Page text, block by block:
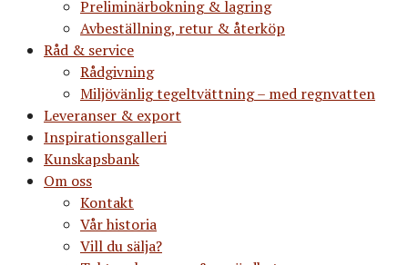
Preliminärbokning & lagring
Avbeställning, retur & återköp
Råd & service
Rådgivning
Miljövänlig tegeltvättning – med regnvatten
Leveranser & export
Inspirationsgalleri
Kunskapsbank
Om oss
Kontakt
Vår historia
Vill du sälja?